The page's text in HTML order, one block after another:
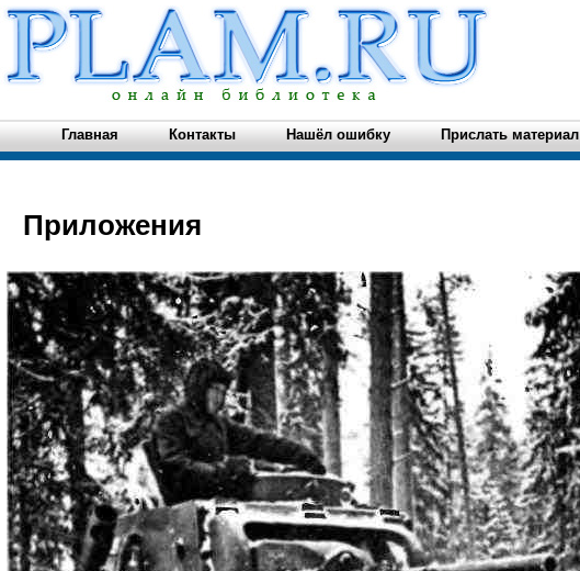
Главная Контакты Нашёл ошибку Прислать материал
Приложения